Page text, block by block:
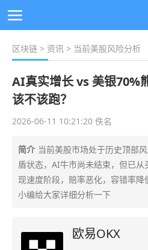
区块链 > 资讯 > 当前美股风险分析
AI真实增长 vs 美银70%
该不该跑？
2026-06-11 10:21:20 佚名
简介 当前美股市场处于历史顶部
盾状态，AI牛市尚未结束，但已
现速度阶段，赔率恶化，容错率
小编给大家详细分析一下
欧易OKX